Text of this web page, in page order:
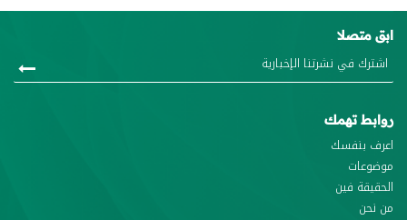
ابق متصلا
روابط تهمك
اعرف بنفسك
موضوعات
الحقيقة فين
من نحن